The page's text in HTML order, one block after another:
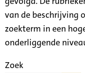
van de beschrijving
zoekterm in een
onderliggende
Zoek